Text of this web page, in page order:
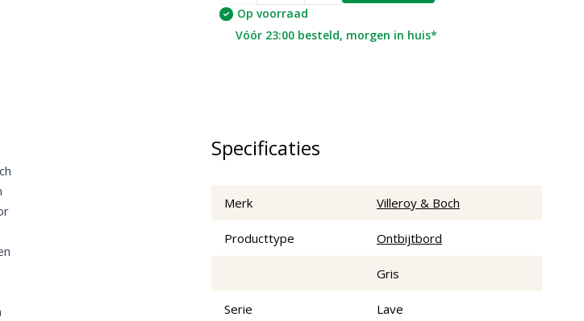
Op voorraad
Vóór 23:00 besteld, morgen in huis*
Specificaties
Merk Villeroy & Boch
Producttype Ontbijtbord
Gris
Serie Lave